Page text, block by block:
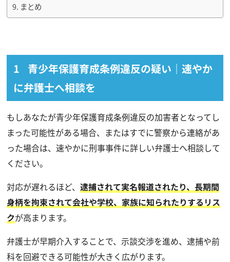
まとめ
青少年保護育成条例違反の疑い｜速やか
に弁護士へ相談を
もしあなたが青少年保護育成条例違反の加害者となってし
まった可能性がある場合、またはすでに警察から連絡があ
った場合は、速やかに刑事事件に詳しい弁護士へ相談して
ください。
対応が遅れるほど、 逮捕されて実名報道されたり、長期間
身柄を拘束されて会社や学校、家族に知られたりするリス
クが高まります。
弁護士が早期介入することで、示談交渉を進め、逮捕や前
科を回避できる可能性が大きく広がります。